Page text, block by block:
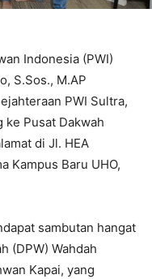
Indonesia (PWI)
S.Sos., M.AP
PWI Sultra,
ke Pusat Dakwah
di Jl. HEA
Kampus Baru UHO,
sambutan hangat
(DPW) Wahdah
Kapai, yang